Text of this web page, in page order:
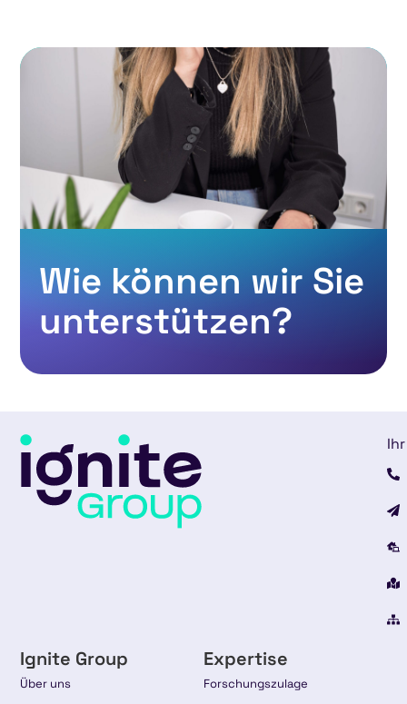
Wie können wir Sie
unterstützen?
Ignite Group
Über uns
Expertise
Forschungszulage